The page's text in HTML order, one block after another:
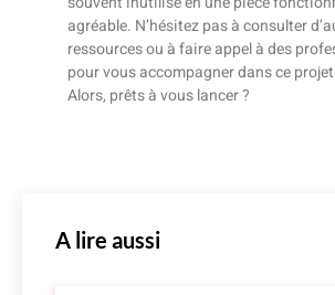
agréable. N’hésitez pas à consulter
ressources ou à faire appel à des
pour vous accompagner dans ce
Alors, prêts à vous lancer ?
A lire aussi